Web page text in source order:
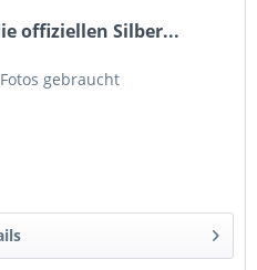
offiziellen Silber...
gebraucht